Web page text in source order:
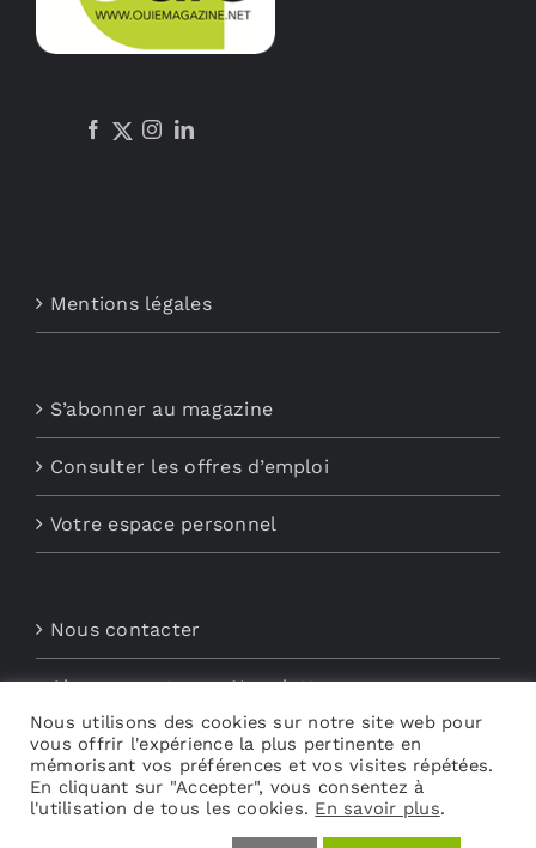
Mentions légales
S’abonner au magazine
Consulter les offres d’emploi
Votre espace personnel
Nous contacter
Abonnements aux Newsletters
Découvrez My Audio
Nous utilisons des cookies sur notre site web pour
vous offrir l'expérience la plus pertinente en
mémorisant vos préférences et vos visites répétées.
En cliquant sur "Accepter", vous consentez à
l'utilisation de tous les cookies. En savoir plus.